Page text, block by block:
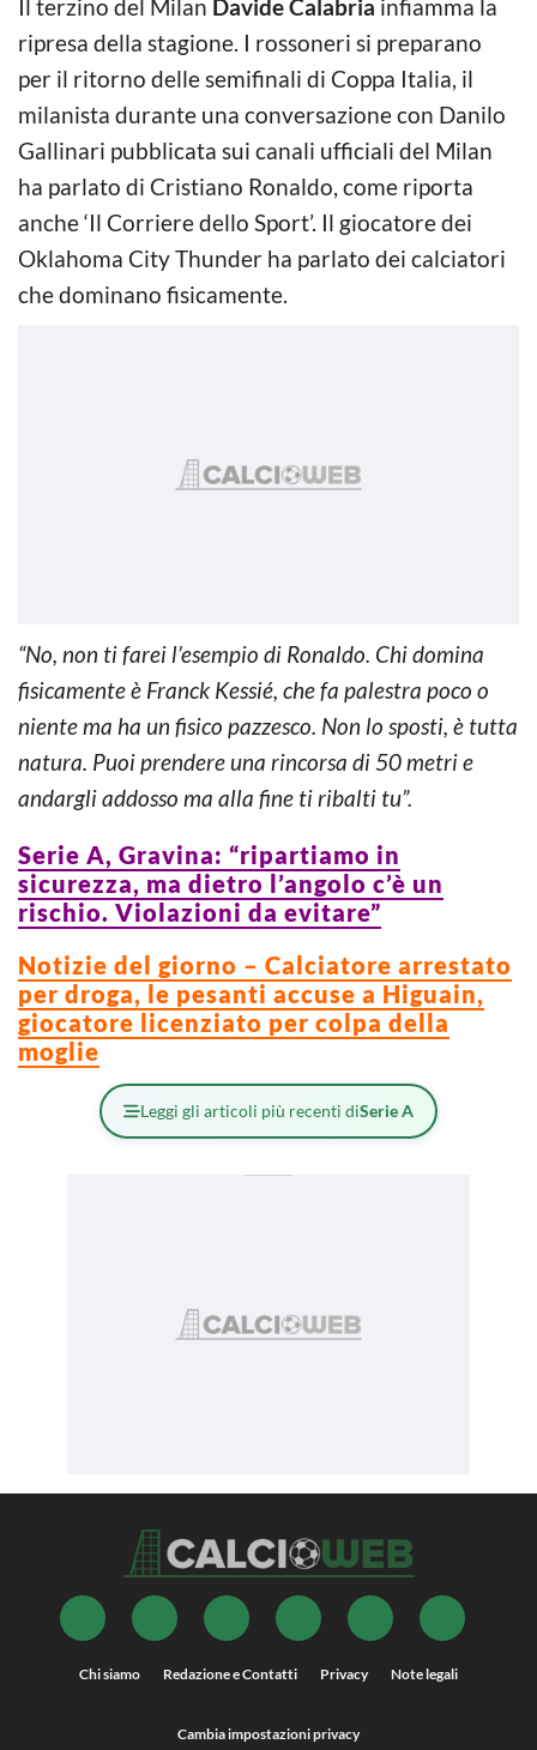
Il terzino del Milan Davide Calabria infiamma la
ripresa della stagione. I rossoneri si preparano
per il ritorno delle semifinali di Coppa Italia, il
milanista durante una conversazione con Danilo
Gallinari pubblicata sui canali ufficiali del Milan
ha parlato di Cristiano Ronaldo, come riporta
anche ‘Il Corriere dello Sport’. Il giocatore dei
Oklahoma City Thunder ha parlato dei calciatori
che dominano fisicamente.
“No, non ti farei l’esempio di Ronaldo. Chi domina
fisicamente è Franck Kessié, che fa palestra poco o
niente ma ha un fisico pazzesco. Non lo sposti, è tutta
natura. Puoi prendere una rincorsa di 50 metri e
andargli addosso ma alla fine ti ribalti tu”.
Serie A, Gravina: “ripartiamo in
sicurezza, ma dietro l’angolo c’è un
rischio. Violazioni da evitare”
Notizie del giorno – Calciatore arrestato
per droga, le pesanti accuse a Higuain,
giocatore licenziato per colpa della
moglie
Leggi gli articoli più recenti diSerie A
Chi siamo Redazione e Contatti Privacy Note legali
Cambia impostazioni privacy